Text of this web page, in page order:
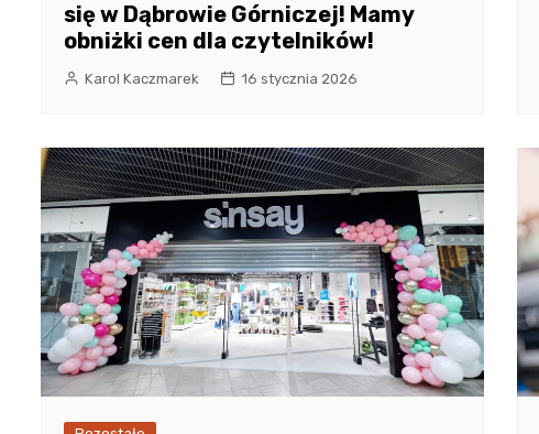
się w Dąbrowie Górniczej! Mamy
obniżki cen dla czytelników!
Karol Kaczmarek 16 stycznia 2026